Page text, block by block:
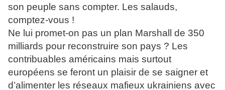
son peuple sans compter. Les salauds,
comptez-vous !
Ne lui promet-on pas un plan Marshall de 350
milliards pour reconstruire son pays ? Les
contribuables américains mais surtout
européens se feront un plaisir de se saigner et
d’alimenter les réseaux mafieux ukrainiens avec